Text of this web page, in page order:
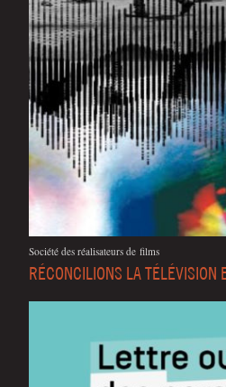
Socié­té des réa­li­sa­teurs de films
RÉCONCILIONS LA TÉLÉVISION